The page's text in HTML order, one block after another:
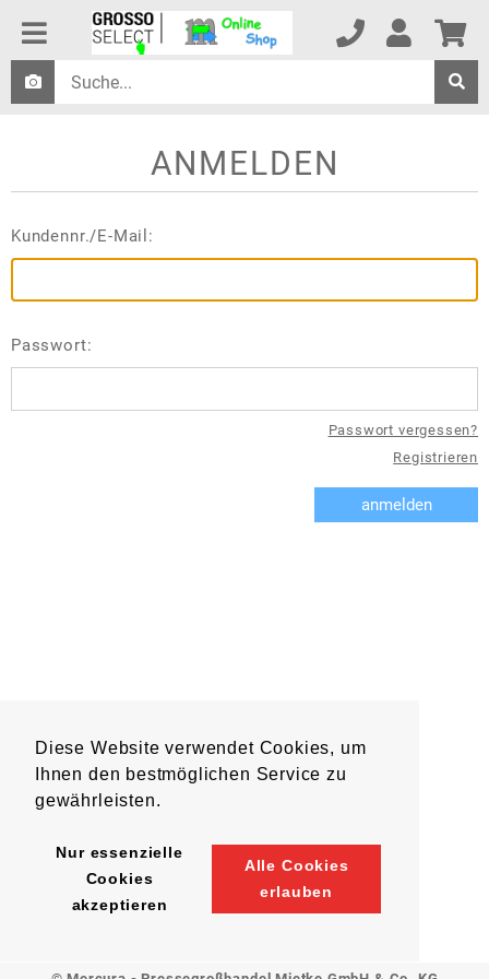
Diese Website verwendet Cookies, um
Ihnen den bestmöglichen Service zu
gewährleisten.
Nur essenzielle
Cookies
akzeptieren
Alle Cookies
erlauben
ANMELDEN
Kundennr./E-Mail:
Passwort:
Passwort vergessen?
Registrieren
anmelden